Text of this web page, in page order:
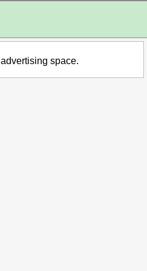
advertising space.